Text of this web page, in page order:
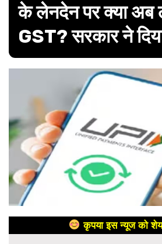
के लेनदेन पर क्या अब
GST? सरकार ने
कृपया इस न्यूज को